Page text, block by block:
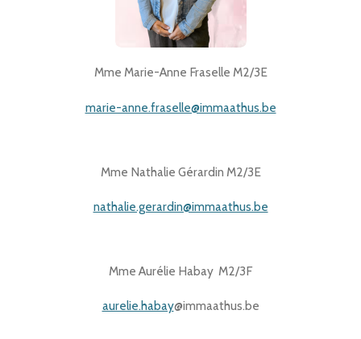
Mme Marie-Anne Fraselle M2/3E
marie-anne.fraselle@immaathus.be
Mme Nathalie Gérardin M2/3E
nathalie.gerardin@immaathus.be
Mme Aurélie Habay M2/3F
aurelie.habay@immaathus.be